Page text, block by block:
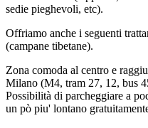
sedie pieghevoli, etc).
Offriamo anche i seguenti
(campane tibetane).
Zona comoda al centro e
Milano (M4, tram 27, 12, bus
Possibilità di parcheggiare a
un pò piu' lontano